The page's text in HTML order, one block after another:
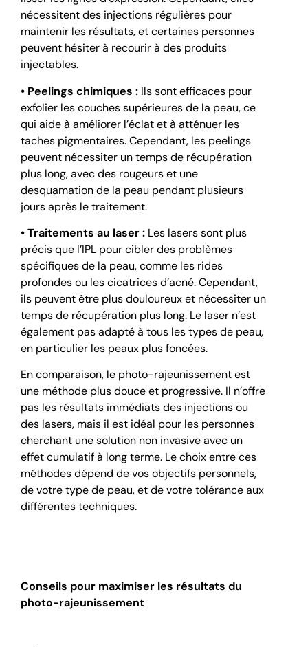
nécessitent des injections régulières pour
maintenir les résultats, et certaines personnes
peuvent hésiter à recourir à des produits
injectables.
• Peelings chimiques : Ils sont efficaces pour
exfolier les couches supérieures de la peau, ce
qui aide à améliorer l’éclat et à atténuer les
taches pigmentaires. Cependant, les peelings
peuvent nécessiter un temps de récupération
plus long, avec des rougeurs et une
desquamation de la peau pendant plusieurs
jours après le traitement.
• Traitements au laser : Les lasers sont plus
précis que l’IPL pour cibler des problèmes
spécifiques de la peau, comme les rides
profondes ou les cicatrices d’acné. Cependant,
ils peuvent être plus douloureux et nécessiter un
temps de récupération plus long. Le laser n’est
également pas adapté à tous les types de peau,
en particulier les peaux plus foncées.
En comparaison, le photo-rajeunissement est
une méthode plus douce et progressive. Il n’offre
pas les résultats immédiats des injections ou
des lasers, mais il est idéal pour les personnes
cherchant une solution non invasive avec un
effet cumulatif à long terme. Le choix entre ces
méthodes dépend de vos objectifs personnels,
de votre type de peau, et de votre tolérance aux
différentes techniques.
Conseils pour maximiser les résultats du
photo-rajeunissement